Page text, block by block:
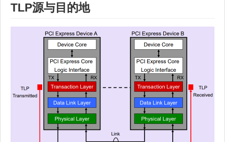
TLP源与目的地